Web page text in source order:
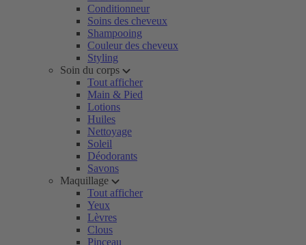
Conditionneur
Soins des cheveux
Shampooing
Couleur des cheveux
Styling
Soin du corps
Tout afficher
Main & Pied
Lotions
Huiles
Nettoyage
Soleil
Déodorants
Savons
Maquillage
Tout afficher
Yeux
Lèvres
Clous
Pinceau